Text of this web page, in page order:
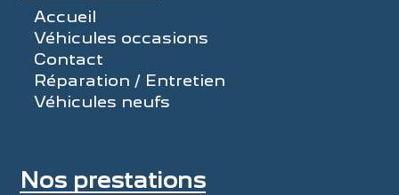
Accueil
Véhicules occasions
Contact
Réparation / Entretien
Véhicules neufs
Nos prestations